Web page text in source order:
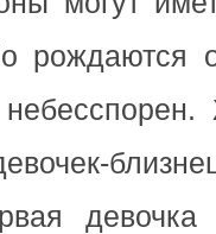
рождаются
девочка